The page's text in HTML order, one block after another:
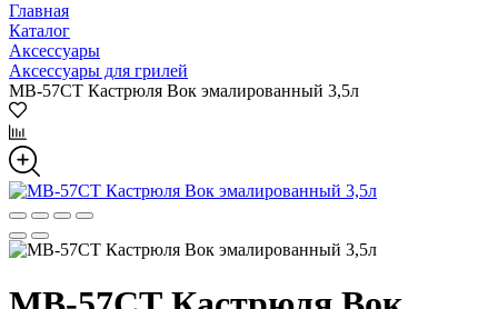
Главная
Каталог
Аксессуары
Аксессуары для грилей
МВ-57СТ Кастрюля Вок эмалированный 3,5л